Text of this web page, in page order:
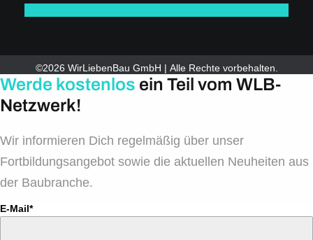
©2026 WirLiebenBau GmbH | Alle Rechte vorbehalten.
Werde kostenlos ein Teil vom WLB-
Netzwerk!
Wir informieren Dich regelmäßig über unser
Fortbildungsangebot sowie die aktuellen Neuheiten aus
der Baubranche.
E-Mail*